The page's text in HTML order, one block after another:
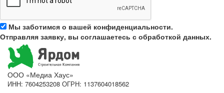
Мы заботимся о вашей конфиденциальности.
Отправляя заявку, вы соглашаетесь с обработкой данных.
ООО «Медиа Хаус»
ИНН: 7604253208 ОГРН: 1137604018562